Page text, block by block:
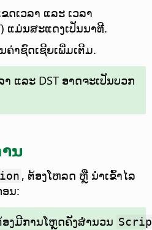
ດເວລາ ແລະ ເວລາ
ແມ່ນສະແດງເປັນນາທີ.
ຄ່າຊົດເຊີຍເພີ່ມເຕີມ.
າ ແລະ DST ອາດຈະເປັນບວກ
ນ
, ຕ້ອງໂຫລດ ຫຼື ນຳເຂົ້າໄລ
ນ:
ອງມີການໂຫຼດຄັງສຳນວນ